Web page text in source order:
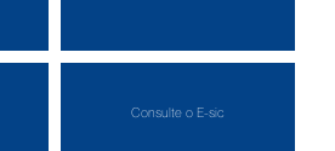
Consulte o E-sic